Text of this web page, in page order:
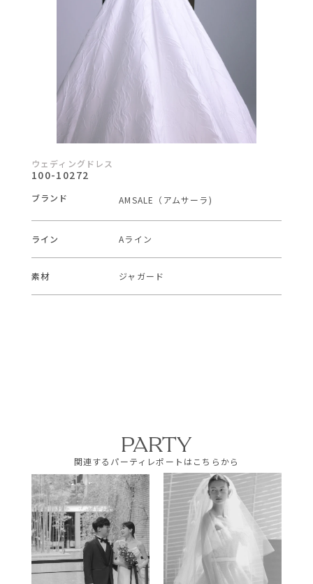
ウェディングドレス
100-10272
ブランド AMSALE（アムサーラ)
ライン Aライン
素材 ジャガード
PARTY
関連するパーティレポートはこちらから